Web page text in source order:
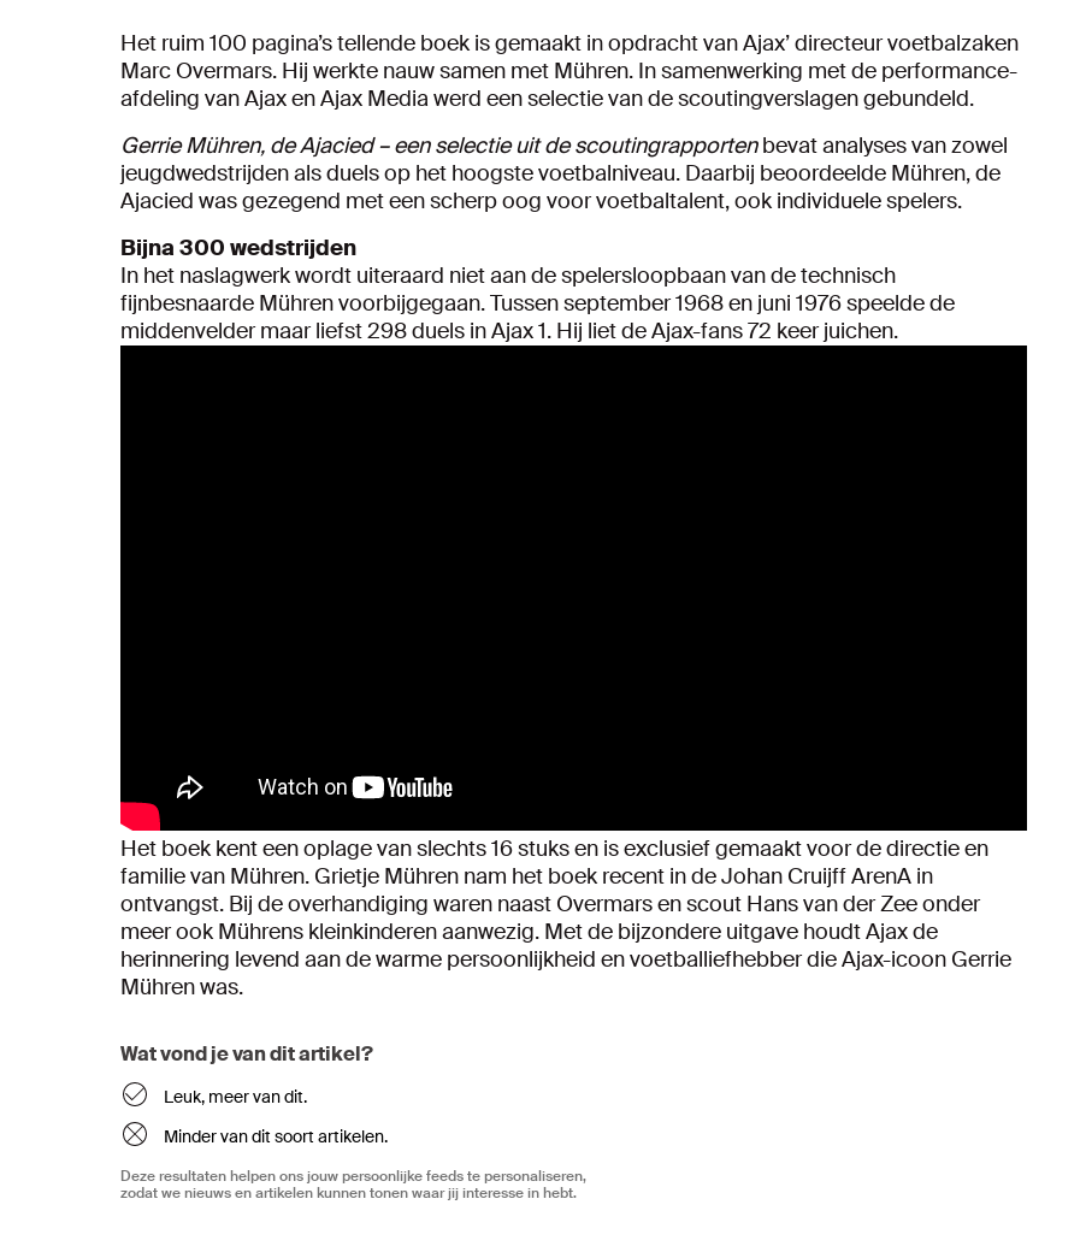
Het ruim 100 pagina’s tellende boek is gemaakt in opdracht van Ajax’ directeur voetbalzaken
Marc Overmars. Hij werkte nauw samen met Mühren. In samenwerking met de performance-
afdeling van Ajax en Ajax Media werd een selectie van de scoutingverslagen gebundeld.
Gerrie Mühren, de Ajacied – een selectie uit de scoutingrapportenbevat analyses van zowel
jeugdwedstrijden als duels op het hoogste voetbalniveau. Daarbij beoordeelde Mühren, de
Ajacied was gezegend met een scherp oog voor voetbaltalent, ook individuele spelers.
Bijna 300 wedstrijden
In het naslagwerk wordt uiteraard niet aan de spelersloopbaan van de technisch
fijnbesnaarde Mühren voorbijgegaan. Tussen september 1968 en juni 1976 speelde de
middenvelder maar liefst 298 duels in Ajax 1. Hij liet de Ajax-fans 72 keer juichen.
Het boek kent een oplage van slechts 16 stuks en is exclusief gemaakt voor de directie en
familie van Mühren. Grietje Mühren nam het boek recent in de Johan Cruijff ArenA in
ontvangst. Bij de overhandiging waren naast Overmars en scout Hans van der Zee onder
meer ook Mührens kleinkinderen aanwezig. Met de bijzondere uitgave houdt Ajax de
herinnering levend aan de warme persoonlijkheid en voetballiefhebber die Ajax-icoon Gerrie
Mühren was.
Wat vond je van dit artikel?
Leuk, meer van dit.
Minder van dit soort artikelen.
Deze resultaten helpen ons jouw persoonlijke feeds te personaliseren,
zodat we nieuws en artikelen kunnen tonen waar jij interesse in hebt.